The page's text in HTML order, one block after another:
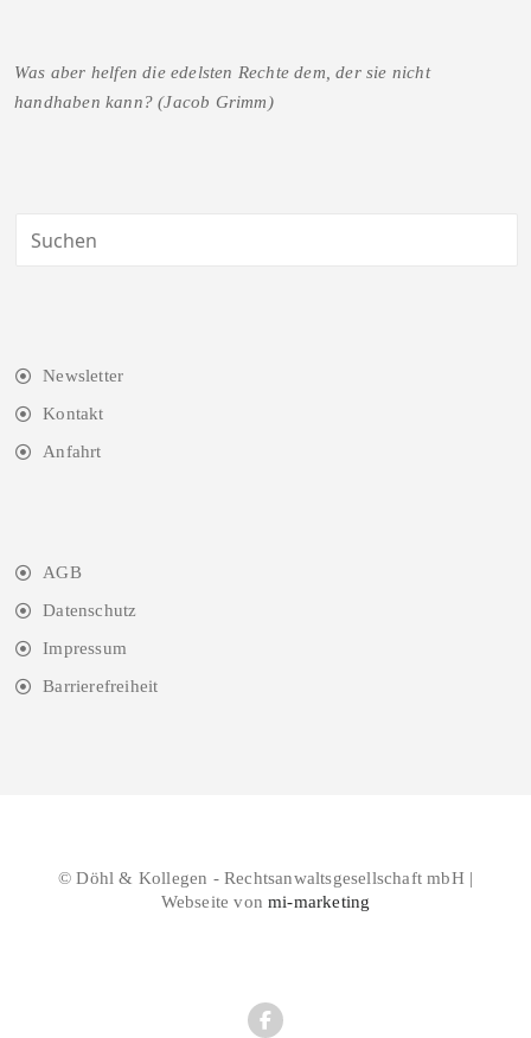
Was aber helfen die edelsten Rechte dem, der sie nicht
handhaben kann? (Jacob Grimm)
Newsletter
Kontakt
Anfahrt
AGB
Datenschutz
Impressum
Barrierefreiheit
© Döhl & Kollegen - Rechtsanwaltsgesellschaft mbH |
Webseite vonmi-marketing